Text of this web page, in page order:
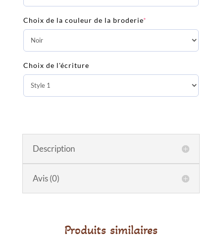
1-
2
ans
Nougat
Choix de la couleur de la broderie*
Choix de l'écriture
Description
Avis (0)
Produits similaires